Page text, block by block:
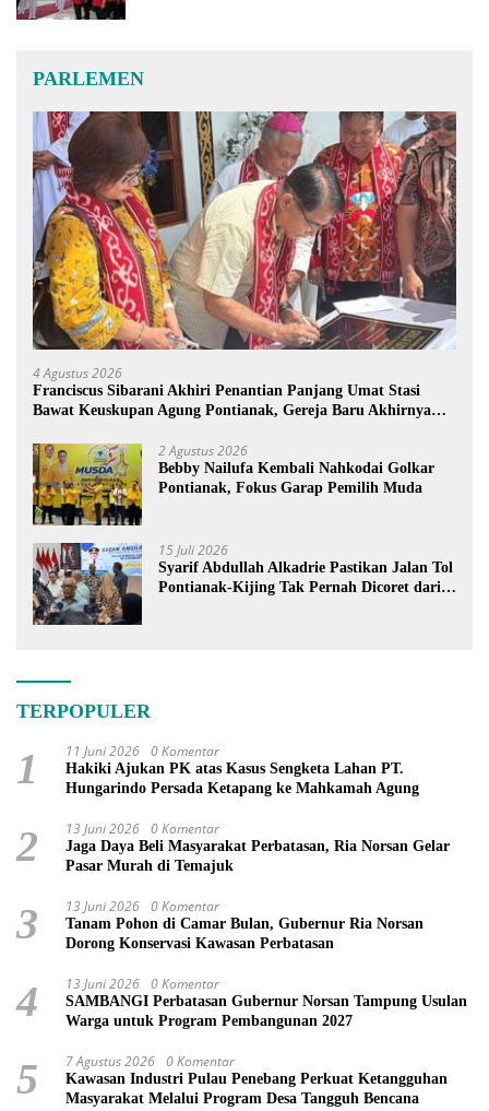
PARLEMEN
4 Agustus 2026
Franciscus Sibarani Akhiri Penantian Panjang Umat Stasi
Bawat Keuskupan Agung Pontianak, Gereja Baru Akhirnya
2 Agustus 2026
Bebby Nailufa Kembali Nahkodai Golkar
Pontianak, Fokus Garap Pemilih Muda
15 Juli 2026
Syarif Abdullah Alkadrie Pastikan Jalan Tol
Pontianak-Kijing Tak Pernah Dicoret dari
TERPOPULER
1 11 Juni 2026 0 Komentar
Hakiki Ajukan PK atas Kasus Sengketa Lahan PT.
Hungarindo Persada Ketapang ke Mahkamah Agung
2 13 Juni 2026 0 Komentar
Jaga Daya Beli Masyarakat Perbatasan, Ria Norsan Gelar
Pasar Murah di Temajuk
3 13 Juni 2026 0 Komentar
Tanam Pohon di Camar Bulan, Gubernur Ria Norsan
Dorong Konservasi Kawasan Perbatasan
4 13 Juni 2026 0 Komentar
SAMBANGI Perbatasan Gubernur Norsan Tampung Usulan
Warga untuk Program Pembangunan 2027
5 7 Agustus 2026 0 Komentar
Kawasan Industri Pulau Penebang Perkuat Ketangguhan
Masyarakat Melalui Program Desa Tangguh Bencana